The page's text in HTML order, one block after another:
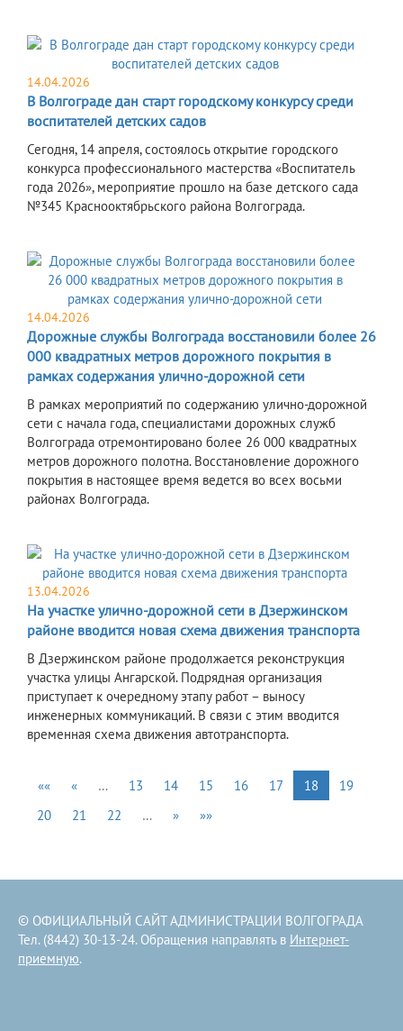
14.04.2026
В Волгограде дан старт городскому конкурсу среди
воспитателей детских садов
Сегодня, 14 апреля, состоялось открытие городского
конкурса профессионального мастерства «Воспитатель
года 2026», мероприятие прошло на базе детского сада
№345 Краснооктябрьского района Волгограда.
14.04.2026
Дорожные службы Волгограда восстановили более 26
000 квадратных метров дорожного покрытия в
рамках содержания улично-дорожной сети
В рамках мероприятий по содержанию улично-дорожной
сети с начала года, специалистами дорожных служб
Волгограда отремонтировано более 26 000 квадратных
метров дорожного полотна. Восстановление дорожного
покрытия в настоящее время ведется во всех восьми
районах Волгограда.
13.04.2026
На участке улично-дорожной сети в Дзержинском
районе вводится новая схема движения транспорта
В Дзержинском районе продолжается реконструкция
участка улицы Ангарской. Подрядная организация
приступает к очередному этапу работ – выносу
инженерных коммуникаций. В связи с этим вводится
временная схема движения автотранспорта.
«« « … 13 14 15 16 17 18
19
20
21 22 … » »»
© ОФИЦИАЛЬНЫЙ САЙТ АДМИНИСТРАЦИИ ВОЛГОГРАДА
Тел. (8442) 30-13-24. Обращения направлять в Интернет-
приемную.